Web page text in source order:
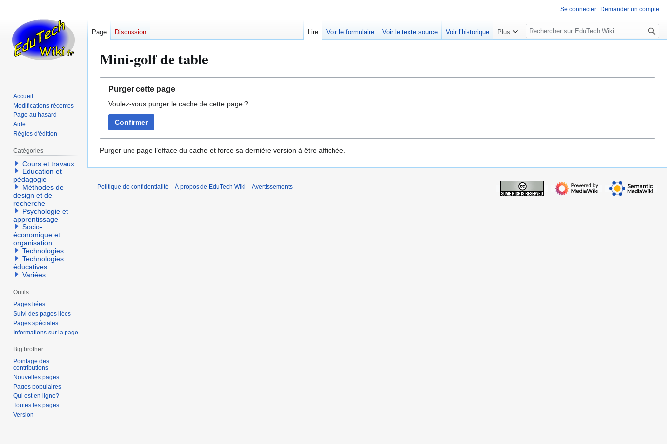
Mini-golf de table
navigation
recherche
Purger cette page
Voulez-vous purger le cache de cette page ?
Confirmer
Purger une page l’efface du cache et force sa dernière version à être affichée.
Se connecter Demander un compte
Page Discussion Lire Voir le formulaire Voir le texte source Voir l’historique Plus
R
e
e
Accueil
Modifications récentes
Page au hasard
Aide
Règles d'édition
Catégories
Cours et travaux
Education et
pédagogie
Méthodes de
design et de
recherche
Psychologie et
apprentissage
Socio-
économique et
organisation
Technologies
Technologies
éducatives
Variées
Outils
Pages liées
Suivi des pages liées
Pages spéciales
Informations sur la page
Big brother
Pointage des
contributions
Nouvelles pages
Pages populaires
Qui est en ligne?
Toutes les pages
Version
Politique de confidentialité À propos de EduTech Wiki Avertissements